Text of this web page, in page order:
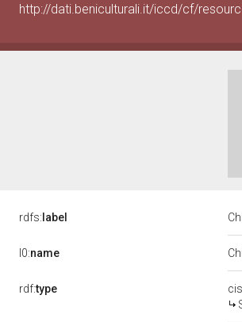
http://dati.beniculturali.it/iccd/cf/
rdfs: label
l0:name
rdf:type